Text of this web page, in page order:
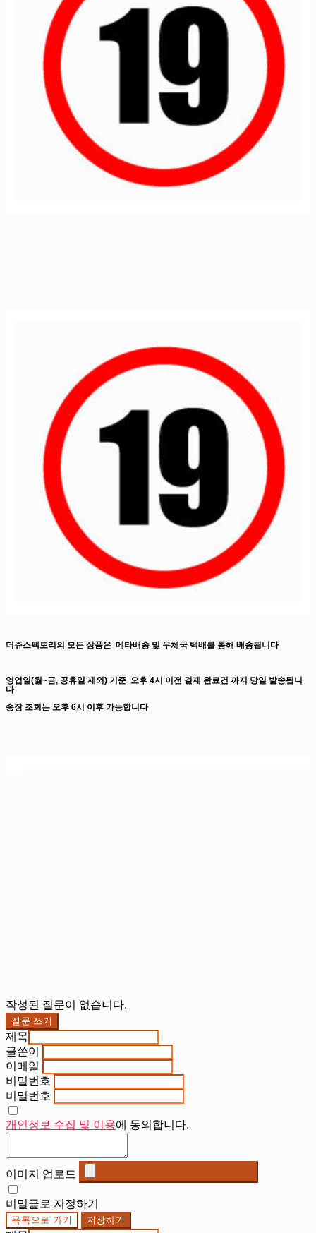
더쥬스팩토리의 모든 상품은 메타배송 및 우체국 택배를 통해 배송됩니다
영업일(월~금, 공휴일 제외) 기준 오후 4시 이전 결제 완료건 까지 당일 발송됩니
다
송장 조회는 오후 6시 이후 가능합니다
작성된 질문이 없습니다.
질문 쓰기
제목
글쓴이
이메일
비밀번호
비밀번호
개인정보 수집 및 이용에 동의합니다.
이미지 업로드
비밀글로 지정하기
목록으로 가기 저장하기